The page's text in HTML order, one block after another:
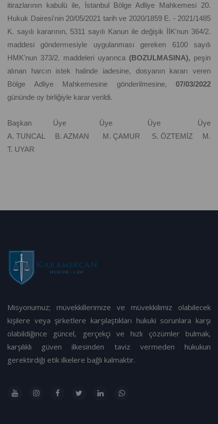
itirazlarının kabulü ile, İstanbul Bölge Adliye Mahkemesi 20.
Hukuk Dairesi'nin 20/05/2021 tarih ve 2020/1859 E. - 2021/1485
K. sayılı kararının, 5311 sayılı Kanun ile değişik İİK'nun 364/2.
maddesi göndermesiyle uygulanması gereken 6100 sayılı
HMK'nun 373/2. maddeleri uyarınca (BOZULMASINA), peşin
alınan harcın istek halinde iadesine, dosyanın kararı veren
Bölge Adliye Mahkemesine gönderilmesine, 07/03/2022
gününde oy birliğiyle karar verildi.
Başkan Üye Üye Üye Üye
A. TUNCAL B. AZMAN M. ÇAMUR S. ÖZTEMİZ M.
T. UYAR
Misyonumuz; müvekkillerimize ve müvekkilimiz olabilecek
kişilere veya şirketlere karşılaştıkları hukuki sorunlara karşı
olabildiğince güncel, gerçekçi ve hızlı çözümler bulmak,
karşılıklı güven ilkesinden taviz vermeden hukukun
gerektirdiği etik ilkelere bağlı kalmaktır.